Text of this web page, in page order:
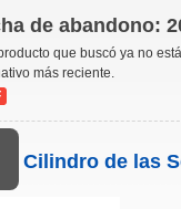
de abandono:
que buscó ya no
más reciente.
Cilindro de las